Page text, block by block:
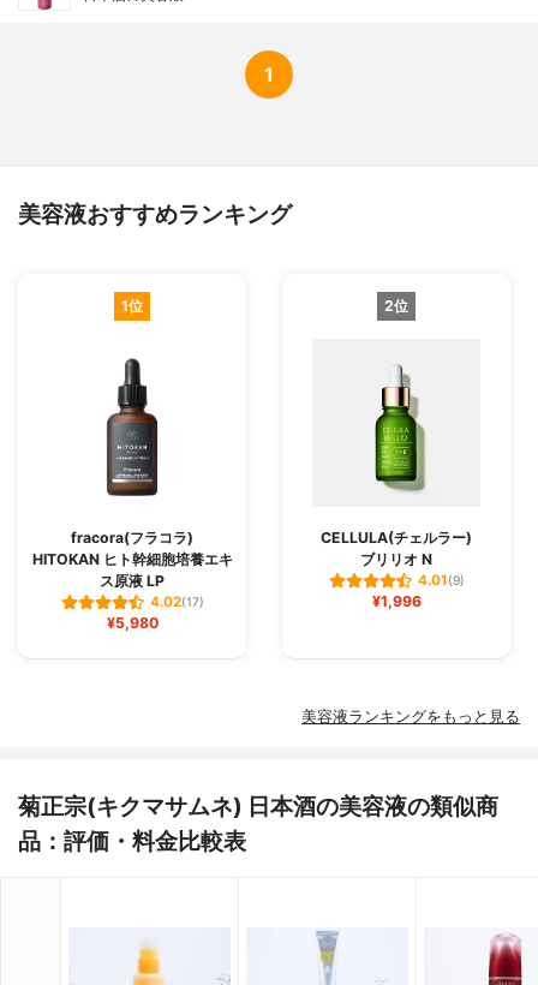
1
美容液おすすめランキング
1位
fracora(フラコラ)
HITOKAN ヒト幹細胞培養エキ
ス原液 LP
4.02(17)
¥5,980
2位
CELLULA(チェルラー)
ブリリオ N
4.01(9)
¥1,996
美容液ランキングをもっと見る
菊正宗(キクマサムネ) 日本酒の美容液の類似商
品：評価・料金比較表